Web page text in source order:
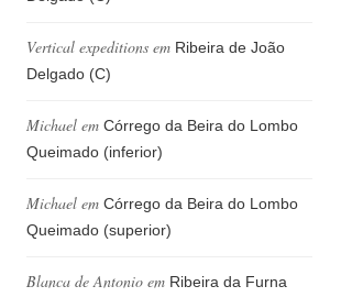
Vertical expeditions em Ribeira de João
Delgado (C)
Michael em Córrego da Beira do Lombo
Queimado (inferior)
Michael em Córrego da Beira do Lombo
Queimado (superior)
Blanca de Antonio em Ribeira da Furna